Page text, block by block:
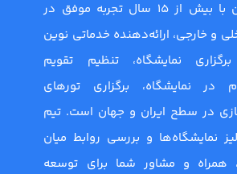
شرکت نمایشگاه سازان با بیش از 15 سال تجربه موفق در
و خارجی، ارائه‌دهنده خدماتی نوین
نمایشگاه، تنظیم تقویم
در نمایشگاه، برگزاری تورهای
در سطح ایران و جهان است. تیم
نمایشگاه‌ها و بررسی روابط میان
و مشاور شما برای توسعه